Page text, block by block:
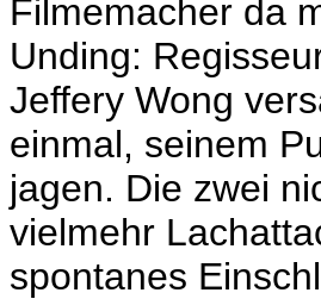
Filmemacher da
Unding:
Jeffery Wong
einmal, seinem
jagen. Die zwei
vielmehr
spontanes